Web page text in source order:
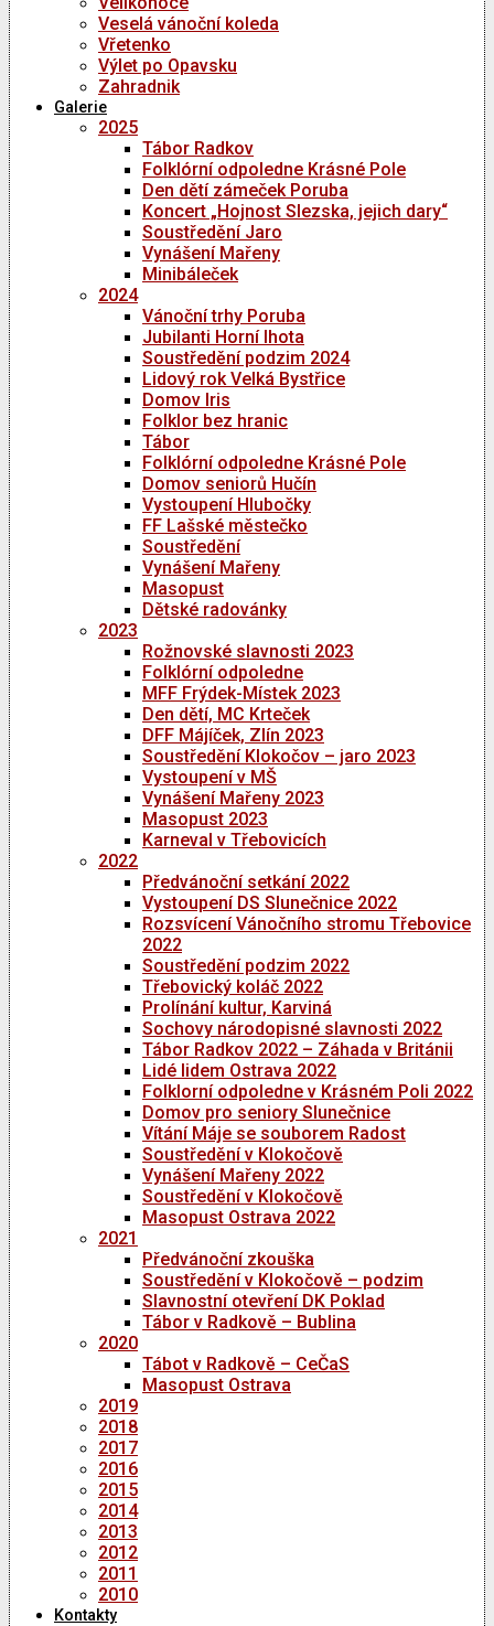
Veselá vánoční koleda
Vřetenko
Výlet po Opavsku
Zahradnik
Galerie
2025
Tábor Radkov
Folklórní odpoledne Krásné Pole
Den dětí zámeček Poruba
Koncert „Hojnost Slezska, jejich dary“
Soustředění Jaro
Vynášení Mařeny
Minibáleček
2024
Vánoční trhy Poruba
Jubilanti Horní lhota
Soustředění podzim 2024
Lidový rok Velká Bystřice
Domov Iris
Folklor bez hranic
Tábor
Folklórní odpoledne Krásné Pole
Domov seniorů Hučín
Vystoupení Hlubočky
FF Lašské městečko
Soustředění
Vynášení Mařeny
Masopust
Dětské radovánky
2023
Rožnovské slavnosti 2023
Folklórní odpoledne
MFF Frýdek-Místek 2023
Den dětí, MC Krteček
DFF Májíček, Zlín 2023
Soustředění Klokočov – jaro 2023
Vystoupení v MŠ
Vynášení Mařeny 2023
Masopust 2023
Karneval v Třebovicích
2022
Předvánoční setkání 2022
Vystoupení DS Slunečnice 2022
Rozsvícení Vánočního stromu Třebovice
2022
Soustředění podzim 2022
Třebovický koláč 2022
Prolínání kultur, Karviná
Sochovy národopisné slavnosti 2022
Tábor Radkov 2022 – Záhada v Británii
Lidé lidem Ostrava 2022
Folklorní odpoledne v Krásném Poli 2022
Domov pro seniory Slunečnice
Vítání Máje se souborem Radost
Soustředění v Klokočově
Vynášení Mařeny 2022
Soustředění v Klokočově
Masopust Ostrava 2022
2021
Předvánoční zkouška
Soustředění v Klokočově – podzim
Slavnostní otevření DK Poklad
Tábor v Radkově – Bublina
2020
Tábot v Radkově – CeČaS
Masopust Ostrava
2019
2018
2017
2016
2015
2014
2013
2012
2011
2010
Kontakty